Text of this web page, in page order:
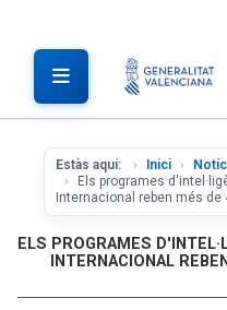
Estàs aquí: Inici
Els programes
Internacional reben més
ELS PROGRAMES
INTERNACIONAL